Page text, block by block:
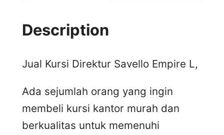
Description
Jual Kursi Direktur Savello Empire L,
Ada sejumlah orang yang ingin
membeli kursi kantor murah dan
berkualitas untuk memenuhi